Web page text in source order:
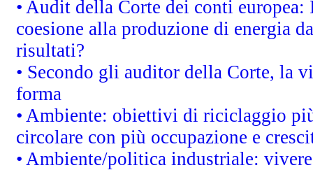
• Audit della Corte dei conti
coesione alla produzione di energia
risultati?
• Secondo gli auditor della Corte, la
forma
• Ambiente: obiettivi di riciclaggio
circolare con più occupazione e
• Ambiente/politica industriale: